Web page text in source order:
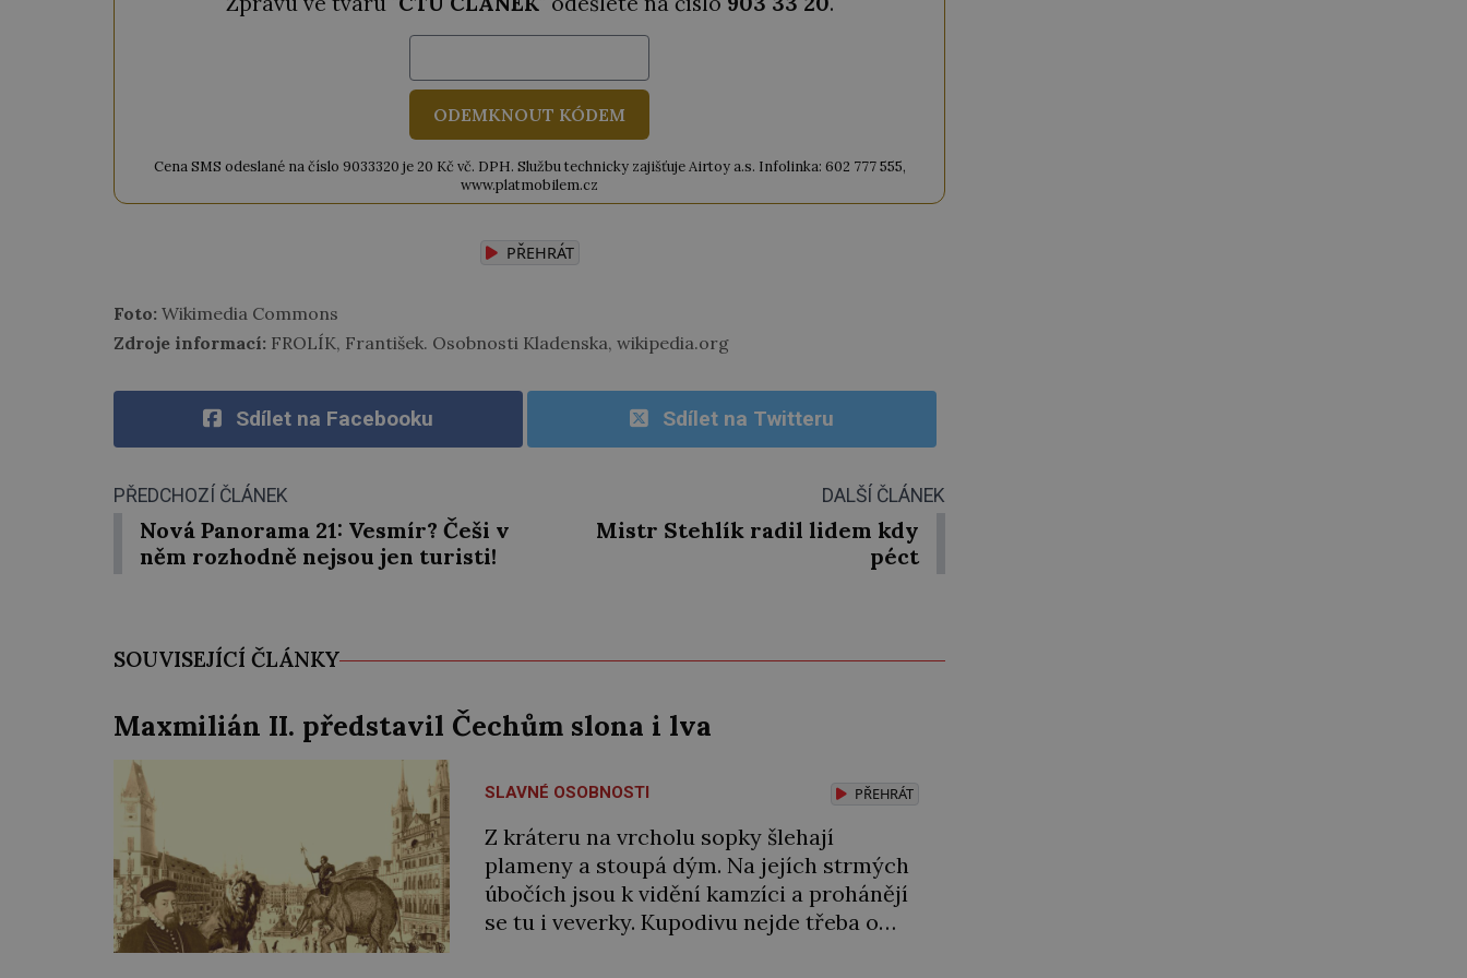
ODEMKNOUT KÓDEM
Cena SMS odeslané na číslo 9033320 je 20 Kč vč. DPH. Službu technicky zajišťuje Airtoy a.s. Infolinka: 602 777 555,
www.platmobilem.cz
PŘEHRÁT
Foto: Wikimedia Commons
Zdroje informací: FROLÍK, František. Osobnosti Kladenska, wikipedia.org
Sdílet na Facebooku Sdílet na Twitteru
PŘEDCHOZÍ ČLÁNEK
Nová Panorama 21: Vesmír? Češi v
něm rozhodně nejsou jen turisti!
DALŠÍ ČLÁNEK
Mistr Stehlík radil lidem kdy
péct
SOUVISEJÍCÍ ČLÁNKY
Maxmilián II. představil Čechům slona i lva
SLAVNÉ OSOBNOSTI PŘEHRÁT
Z kráteru na vrcholu sopky šlehají
plameny a stoupá dým. Na jejích strmých
úbočích jsou k vidění kamzíci a prohánějí
se tu i veverky. Kupodivu nejde třeba o